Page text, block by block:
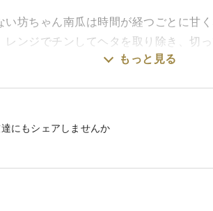
坊ちゃん南瓜は時間が経つごとに甘く
レンジでチンしてヘタを取り除き、切
鞠内。毎年最低気温や雪の多さでメデ
もっと見る
にもシェアしませんか